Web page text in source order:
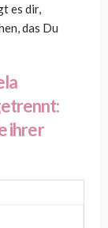
es dir,
das Du
ihrer